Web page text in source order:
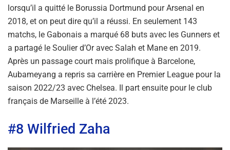
lorsqu’il a quitté le Borussia Dortmund pour Arsenal en
2018, et on peut dire qu’il a réussi. En seulement 143
matchs, le Gabonais a marqué 68 buts avec les Gunners et
a partagé le Soulier d’Or avec Salah et Mane en 2019.
Après un passage court mais prolifique à Barcelone,
Aubameyang a repris sa carrière en Premier League pour la
saison 2022/23 avec Chelsea. Il part ensuite pour le club
français de Marseille à l’été 2023.
#8 Wilfried Zaha